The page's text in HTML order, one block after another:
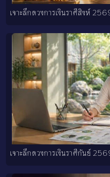
เจาะลึกดวงการเงินราศีสิงห์
เจาะลึกดวงการเงินราศีกันย์